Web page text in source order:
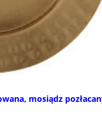
mosiądz